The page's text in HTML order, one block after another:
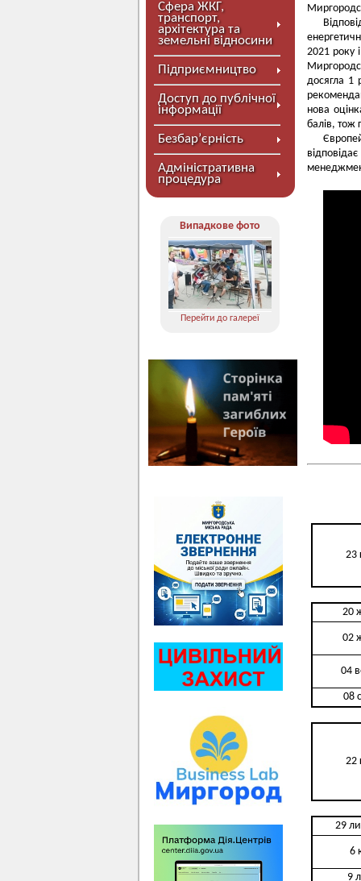
Сфера ЖКГ,
транспорт,
архітектура та
земельні відносини
Підприємництво
Доступ до публічної
інформації
Безбар’єрність
Адміністративна
процедура
Випадкове фото
Перейти до галереї
2021 року
досягла 1
нова
балів, тож
23
20
02
04
08
22
29
6
9